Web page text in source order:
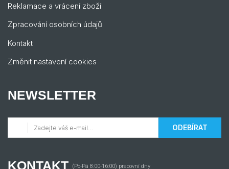
Reklamace a vrácení zboží
Zpracování osobních údajů
Kontakt
Změnit nastavení cookies
NEWSLETTER
ODEBÍRAT
KONTAKT (Po-Pá 8:00-16:00) pracovní dny